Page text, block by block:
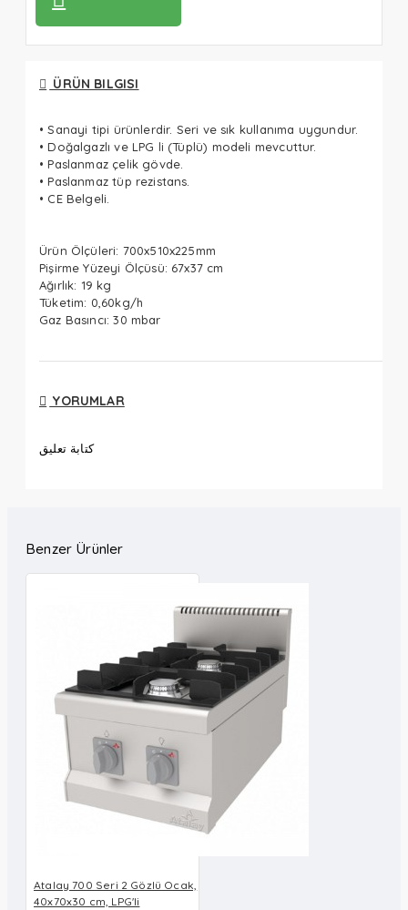
ÜRÜN BILGISI
• Sanayi tipi ürünlerdir. Seri ve sık kullanıma uygundur.
• Doğalgazlı ve LPG li (Tüplü) modeli mevcuttur.
• Paslanmaz çelik gövde.
• Paslanmaz tüp rezistans.
• CE Belgeli.
Ürün Ölçüleri: 700x510x225mm
Pişirme Yüzeyi Ölçüsü: 67x37 cm
Ağırlık: 19 kg
Tüketim: 0,60kg/h
Gaz Basıncı: 30 mbar
YORUMLAR
كتابة تعليق
Benzer Ürünler
Atalay 700 Seri 2 Gözlü Ocak,
40x70x30 cm, LPG'li